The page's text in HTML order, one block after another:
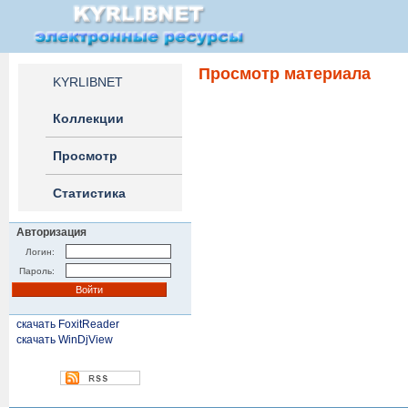
KYRLIBNET
Коллекции
Просмотр
Статистика
Авторизация
Логин:
Пароль:
скачать FoxitReader
скачать WinDjView
Просмотр материала